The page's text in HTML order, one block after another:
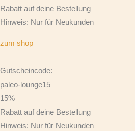
Rabatt auf deine Bestellung
Hinweis: Nur für Neukunden
zum shop
Gutscheincode:
paleo-lounge15
15%
Rabatt auf deine Bestellung
Hinweis: Nur für Neukunden